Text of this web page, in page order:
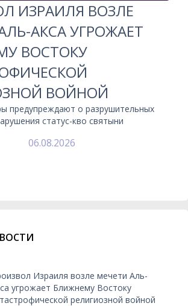
ИЗРАИЛЯ ВОЗЛЕ
АКСА УГРОЖАЕТ
ВОСТОКУ
ВОЙНОЙ
предупреждают о разрушительных
статус-кво святыни
06.08.2026
Израиля возле мечети Аль-
угрожает Ближнему Востоку
религиозной войной